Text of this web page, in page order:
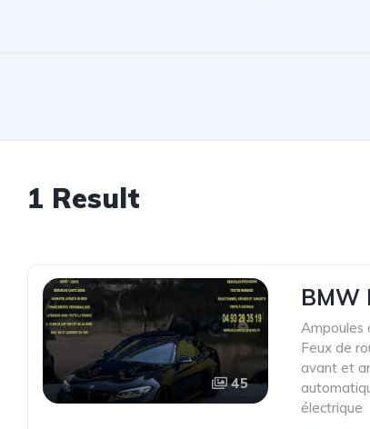
1 Result
45
BMW
Ampoules
Feux de
avant et
électrique